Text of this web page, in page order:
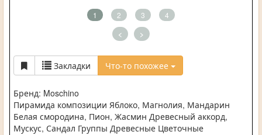
1 2 3 4
< >
Закладки Что-то похожее
Бренд: Moschino
Пирамида композиции Яблоко, Магнолия, Мандарин
Белая смородина, Пион, Жасмин Древесный аккорд,
Мускус, Сандал Группы Древесные Цветочные